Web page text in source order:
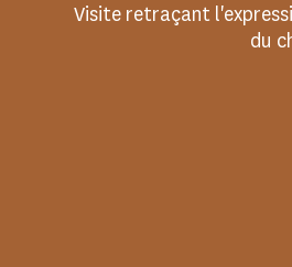
Visite retraçant
du